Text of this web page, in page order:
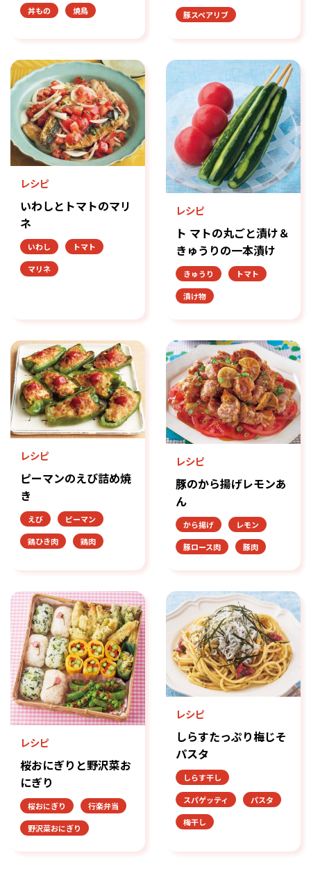
丼もの 焼鳥 豚スペアリブ
レシピ
いわしとトマトのマリ
ネ
いわし
トマト
マリネ
レシピ
ト マトの丸ごと漬け＆
きゅうりの一本漬け
きゅうり
トマト
漬け物
レシピ
ピーマンのえび詰め焼
き
えび
ピーマン
鶏ひき肉
鶏肉
レシピ
豚のから揚げレモンあ
ん
から揚げ
レモン
豚ロース肉
豚肉
レシピ
桜おにぎりと野沢菜お
にぎり
桜おにぎり
行楽弁当
野沢菜おにぎり
レシピ
しらすたっぷり梅じそ
パスタ
しらす干し
スパゲッティ
パスタ
梅干し